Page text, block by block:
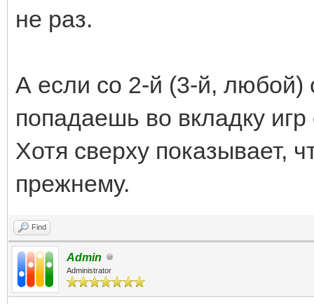
не раз.
А если со 2-й (3-й, любой)
попадаешь во вкладку
Хотя сверху показывает,
прежнему.
Find
Admin
Administrator